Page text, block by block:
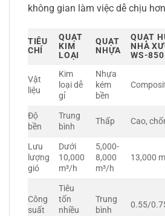
không gian làm việc dễ chịu
TIÊU
CHÍ
QUẠT
KIM
LOẠI
QUẠT
NHỰA
QUẠT
NHÀ
WS-850
Vật
liệu
Kim
loại dễ
gỉ
Nhựa
kém
bền
Độ
bền
Trung
bình
Thấp Cao,
Lưu
lượng
gió
Dưới
10,000
m³/h
5,000-
8,000
m³/h
13,000
Công
suất
Tiêu
tốn
nhiều
Trung
bình
0.55/